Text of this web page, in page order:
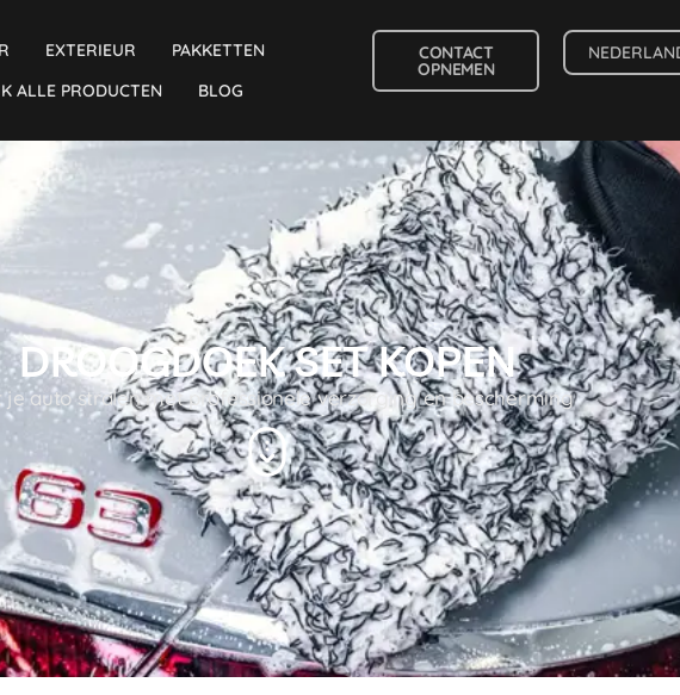
EXTERIEUR
PAKKETTEN
ALLE PRODUCTEN
BLOG
CONTACT
OPNEMEN
DROOGDOEK SET KOPEN
je auto stralen met professionele verzorging en bescherming